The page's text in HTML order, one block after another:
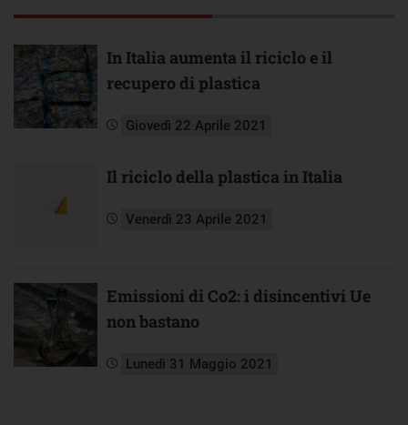
In Italia aumenta il riciclo e il
recupero di plastica
Giovedì 22 Aprile 2021
Il riciclo della plastica in Italia
Venerdì 23 Aprile 2021
Emissioni di Co2: i disincentivi Ue
non bastano
Lunedì 31 Maggio 2021